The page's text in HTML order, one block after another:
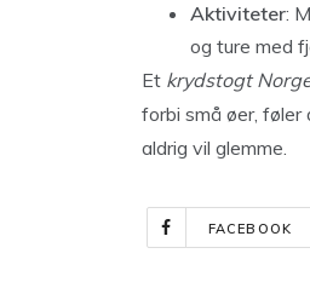
Aktiviteter:
og ture med
Et krydstogt
forbi små øer, føler
aldrig vil glemme.
FACEBOOK